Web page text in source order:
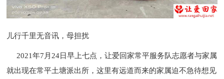
儿行千里无音讯，母担扰
2021年7月24日早上七点，让爱回家常平服务队志愿者与家属
就出现在常平土塘派出所，这里有远道而来的家属迫不急待想见